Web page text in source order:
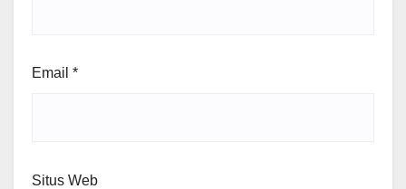
Email *
Situs Web